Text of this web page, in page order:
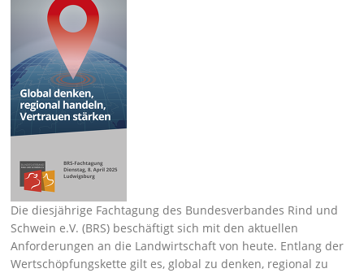
Die diesjährige Fachtagung des Bundesverbandes Rind und
Schwein e.V. (BRS) beschäftigt sich mit den aktuellen
Anforderungen an die Landwirtschaft von heute. Entlang der
Wertschöpfungskette gilt es, global zu denken, regional zu